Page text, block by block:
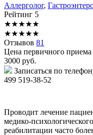
Аллерголог,
Рейтинг 5
★★★★★
★★★★★
Отзывов 81
Цена первичного приема
3000 руб.
Записаться по
499 519-38-52
Проводит лечение
медико-
реабилитации часто